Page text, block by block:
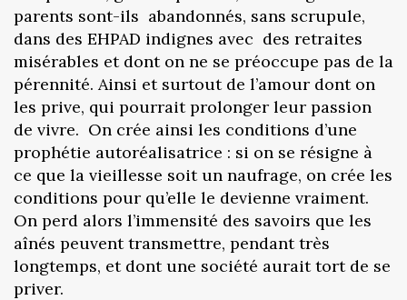
parents sont-ils abandonnés, sans scrupule,
dans des EHPAD indignes avec des retraites
misérables et dont on ne se préoccupe pas de la
pérennité. Ainsi et surtout de l’amour dont on
les prive, qui pourrait prolonger leur passion
de vivre. On crée ainsi les conditions d’une
prophétie autoréalisatrice : si on se résigne à
ce que la vieillesse soit un naufrage, on crée les
conditions pour qu’elle le devienne vraiment.
On perd alors l’immensité des savoirs que les
aînés peuvent transmettre, pendant très
longtemps, et dont une société aurait tort de se
priver.